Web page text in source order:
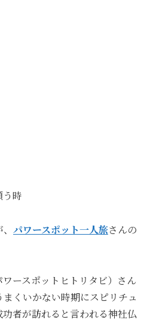
う時
パワースポット一人旅さんの
ースポットヒトリタビ）さん
くいかない時期にスピリチュ
者が訪れると言われる神社仏